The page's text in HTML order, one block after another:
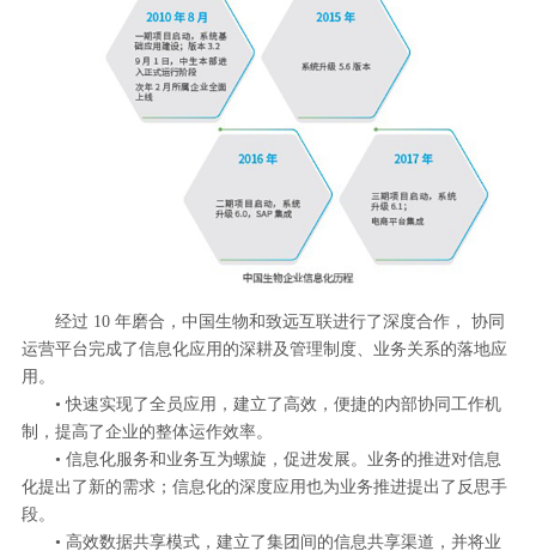
经过 10 年磨合，中国生物和致远互联进行了深度合作， 协同
运营平台完成了信息化应用的深耕及管理制度、业务关系的落地应
用。
• 快速实现了全员应用，建立了高效，便捷的内部协同工作机
制，提高了企业的整体运作效率。
• 信息化服务和业务互为螺旋，促进发展。业务的推进对信息
化提出了新的需求；信息化的深度应用也为业务推进提出了反思手
段。
• 高效数据共享模式，建立了集团间的信息共享渠道，并将业